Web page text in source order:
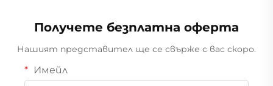
Получете безплатна оферта
Нашият представител ще се свърже с вас скоро.
Имейл